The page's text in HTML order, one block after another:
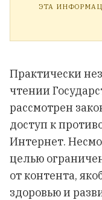
ЭТА
Практически
чтении
рассмотрен
доступ к
Интернет.
целью
от контента,
здоровью и